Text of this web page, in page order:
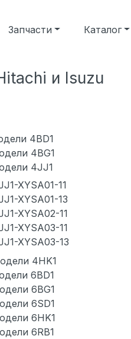
Запчасти Каталог
и Isuzu
4BD1
4BG1
4JJ1
XYSA01-11
XYSA01-13
XYSA02-11
XYSA03-11
XYSA03-13
4HK1
6BD1
6BG1
6SD1
6HK1
6RB1